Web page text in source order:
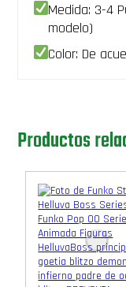
Medida: 3-4
modelo)
Color: De
Productos